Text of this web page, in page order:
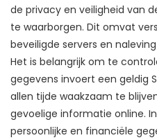
de privacy en veiligheid van
te waarborgen. Dit omvat
beveiligde servers en
Het is belangrijk om te
gegevens invoert een geldig
allen tijde waakzaam te
gevoelige informatie online.
persoonlijke en financiële